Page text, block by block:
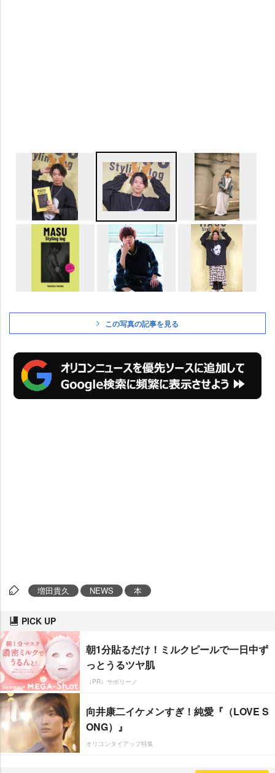
この写真の記事を見る
増田貴久 NEWS 本
PICK UP
朝1分貼るだけ！ミルクピールで一日中ず
っとうるツヤ肌
（PR）サボリーノ
向井康二イケメンすぎ！純愛『（LOVE S
ONG）』
オリコンタイアップ特集